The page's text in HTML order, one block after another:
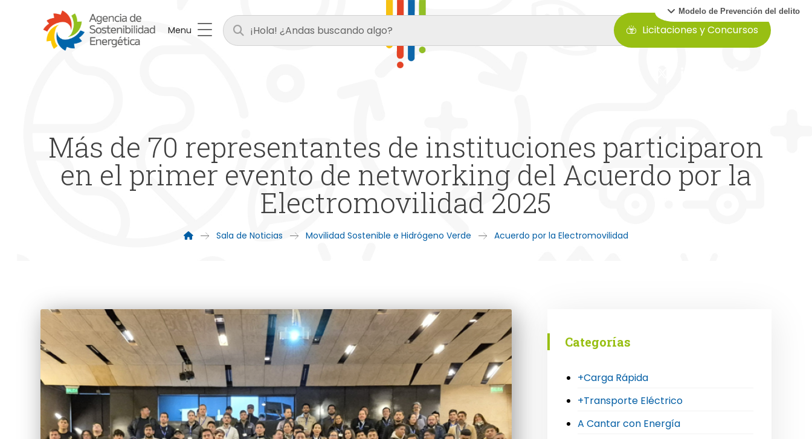
Modelo de Prevención del delito
Menu Licitaciones y Concursos
Más de 70 representantes de instituciones participaron
en el primer evento de networking del Acuerdo por la
Electromovilidad 2025
Sala de Noticias Movilidad Sostenible e Hidrógeno Verde Acuerdo por la Electromovilidad
Categorías
+Carga Rápida
+Transporte Eléctrico
A Cantar con Energía